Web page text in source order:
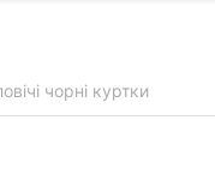
чорні куртки